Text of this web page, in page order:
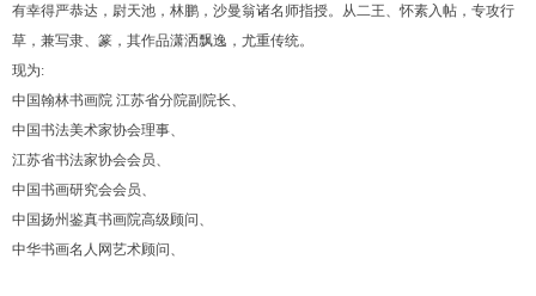
有幸得严恭达，尉天池，林鹏，沙曼翁诸名师指授。从二王、怀素入帖，专攻行
草，兼写隶、篆，其作品潇洒飘逸，尤重传统。
现为:
中国翰林书画院 江苏省分院副院长、
中国书法美术家协会理事、
江苏省书法家协会会员、
中国书画研究会会员、
中国扬州鉴真书画院高级顾问、
中华书画名人网艺术顾问、